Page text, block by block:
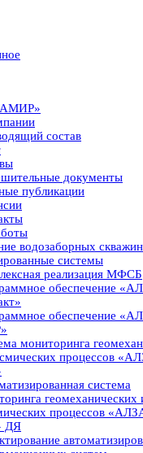
состав
документы
публикации
водозаборных скважин
системы
реализация МФСБ
обеспечение
обеспечение
мониторинга
процессов
система
геомеханических
процессов
ДЯ